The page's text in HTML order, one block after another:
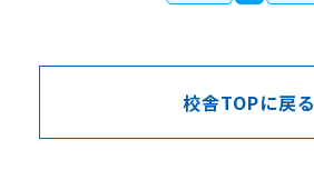
校舎TOPに戻る